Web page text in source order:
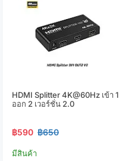
HDMI Splitter 4K@60Hz เข้า 1
ออก 2 เวอร์ชั่น 2.0
฿590 ฿650
มีสินค้า